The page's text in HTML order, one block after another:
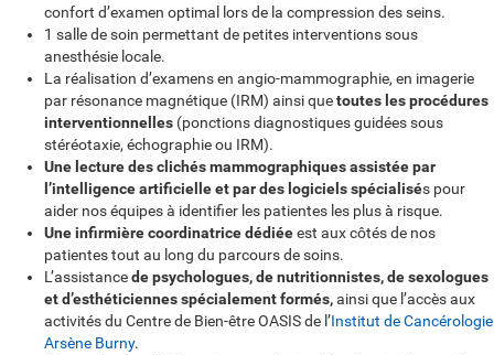
confort d’examen optimal lors de la compression des seins.
1 salle de soin permettant de petites interventions sous
anesthésie locale.
La réalisation d’examens en angio-mammographie, en imagerie
par résonance magnétique (IRM) ainsi quetoutes les procédures
interventionnelles (ponctions diagnostiques guidées sous
stéréotaxie, échographie ou IRM).
Une lecture des clichés mammographiques assistée par
l’intelligence artificielle et par des logiciels spécialisés pour
aider nos équipes à identifier les patientes les plus à risque.
Une infirmière coordinatrice dédiéeest aux côtés de nos
patientes tout au long du parcours de soins.
L’assistancede psychologues, de nutritionnistes, de sexologues
et d’esthéticiennes spécialement formés,ainsi que l’accès aux
activités du Centre de Bien-être OASIS de l’Institut de Cancérologie
Arsène Burny.